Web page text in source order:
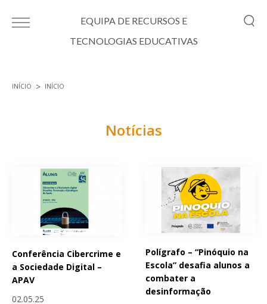
EQUIPA DE RECURSOS E
TECNOLOGIAS EDUCATIVAS
INÍCIO INÍCIO
Notícias
Conferência Cibercrime e
a Sociedade Digital –
APAV
02.05.25
Polígrafo – “Pinóquio na
Escola” desafia alunos a
combater a
desinformação
Páginas